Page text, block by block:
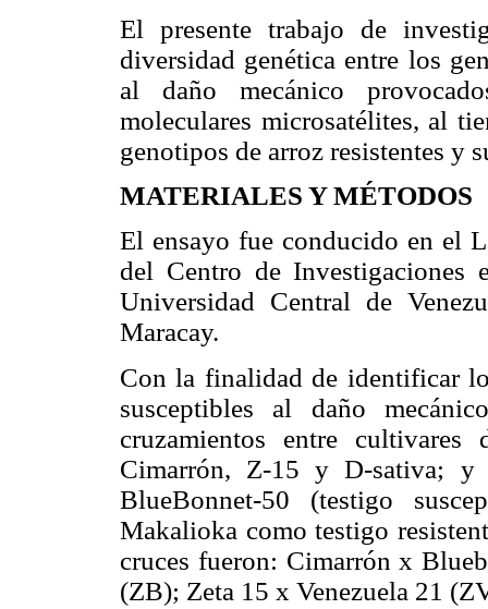
El presente trabajo de
diversidad genética entre los
al daño mecánico
moleculares microsatélites, al
genotipos de arroz resistentes y
MATERIALES Y MÉTODOS
El ensayo fue conducido en el
del Centro de
Universidad Central de
Maracay.
Con la finalidad de identificar
susceptibles al daño
cruzamientos entre cultivares
Cimarrón, Z-15 y D-sativa; y
BlueBonnet-50 (testigo
Makalioka como testigo
cruces fueron: Cimarrón x
(ZB); Zeta 15 x Venezuela 21